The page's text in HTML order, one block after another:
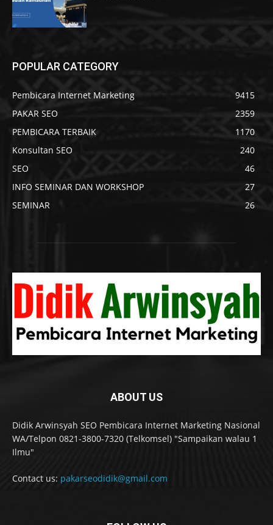
POPULAR CATEGORY
Pembicara Internet Marketing
9415
PAKAR SEO
2359
PEMBICARA TERBAIK
1170
Konsultan SEO
240
SEO
46
INFO SEMINAR DAN WORKSHOP
27
SEMINAR
26
ABOUT US
Didik Arwinsyah SEO Pembicara Internet Marketing Nasional
WA/Telpon 0821-3800-7320 (Telkomsel) "Sampaikan walau 1
Ilmu"
Contact us: pakarseodidik@gmail.com